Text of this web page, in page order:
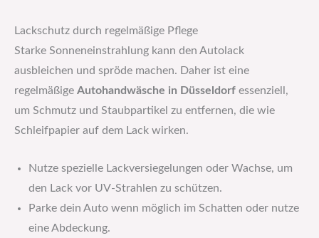
Lackschutz durch regelmäßige Pflege
Starke Sonneneinstrahlung kann den Autolack
ausbleichen und spröde machen. Daher ist eine
regelmäßige Autohandwäsche in Düsseldorf essenziell,
um Schmutz und Staubpartikel zu entfernen, die wie
Schleifpapier auf dem Lack wirken.
Nutze spezielle Lackversiegelungen oder Wachse, um
den Lack vor UV-Strahlen zu schützen.
Parke dein Auto wenn möglich im Schatten oder nutze
eine Abdeckung.